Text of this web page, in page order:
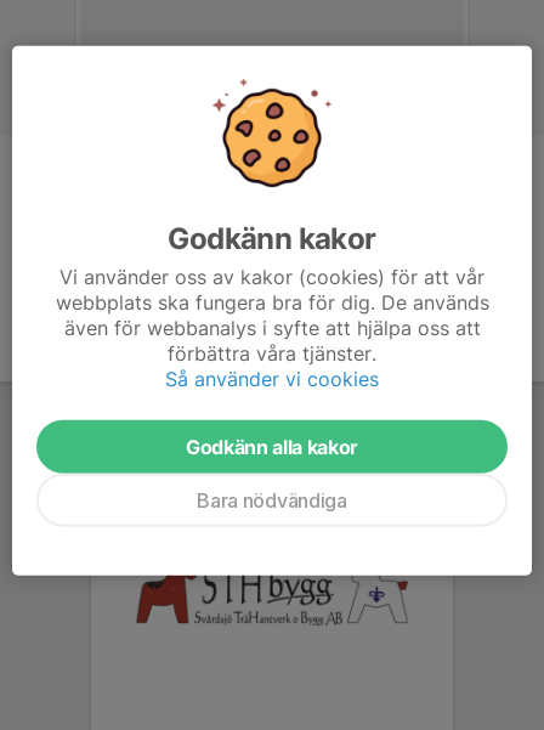
Kontakttränare
Godkänn kakor
Vi använder oss av kakor (cookies) för att vår
webbplats ska fungera bra för dig. De används
även för webbanalys i syfte att hjälpa oss att
förbättra våra tjänster.
Så använder vi cookies
Godkänn alla kakor
Bara nödvändiga